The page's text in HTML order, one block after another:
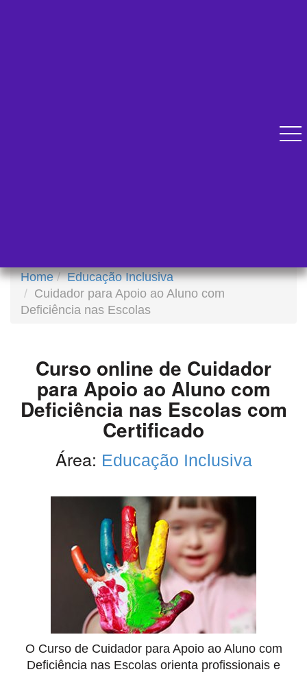
Home
Educação Inclusiva
Cuidador para Apoio ao Aluno com
Deficiência nas Escolas
Curso online de Cuidador
para Apoio ao Aluno com
Deficiência nas Escolas com
Certificado
Área: Educação Inclusiva
O Curso de Cuidador para Apoio ao Aluno com
Deficiência nas Escolas orienta profissionais e